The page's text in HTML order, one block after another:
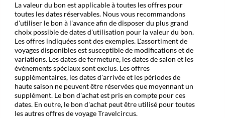
La valeur du bon est applicable à toutes les offres pour
toutes les dates réservables. Nous vous recommandons
d'utiliser le bon à l'avance afin de disposer du plus grand
choix possible de dates d'utilisation pour la valeur du bon.
Les offres indiquées sont des exemples. L'assortiment de
voyages disponibles est susceptible de modifications et de
variations. Les dates de fermeture, les dates de salon et les
événements spéciaux sont exclus. Les offres
supplémentaires, les dates d'arrivée et les périodes de
haute saison ne peuvent être réservées que moyennant un
supplément. Le bon d'achat est pris en compte pour ces
dates. En outre, le bon d'achat peut être utilisé pour toutes
les autres offres de voyage Travelcircus.